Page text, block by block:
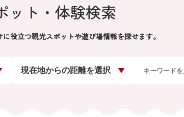
ット・体験検索
役立つ観光スポットや遊び場情報を探せます。
現在地からの距離を選択